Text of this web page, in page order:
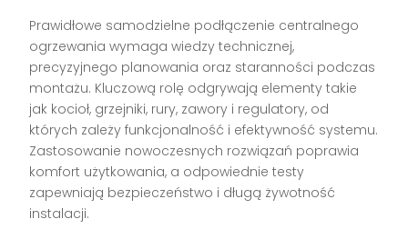
Prawidłowe samodzielne podłączenie centralnego
ogrzewania wymaga wiedzy technicznej,
precyzyjnego planowania oraz staranności podczas
montażu. Kluczową rolę odgrywają elementy takie
jak kocioł, grzejniki, rury, zawory i regulatory, od
których zależy funkcjonalność i efektywność systemu.
Zastosowanie nowoczesnych rozwiązań poprawia
komfort użytkowania, a odpowiednie testy
zapewniają bezpieczeństwo i długą żywotność
instalacji.